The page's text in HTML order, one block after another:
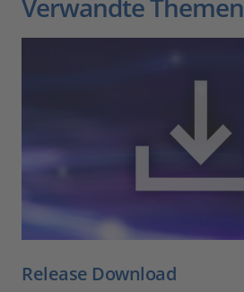
Verwandte Themen
Release Download